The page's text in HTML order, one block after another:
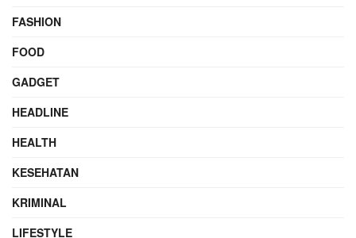
FASHION
FOOD
GADGET
HEADLINE
HEALTH
KESEHATAN
KRIMINAL
LIFESTYLE